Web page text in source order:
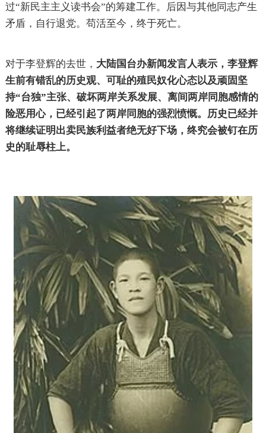
过“新民主主义读书会”的筹建工作。后因与其他同志产生
矛盾，自行退党。苟活至今，终于死亡。
对于李登辉的去世， 大陆国台办新闻发言人表示，李登辉
生前有错乱的历史观、可耻的殖民奴化心态以及顽固坚
持“台独”主张、破坏两岸关系发展、离间两岸同胞感情的
险恶用心，已经引起了两岸同胞的强烈愤慨。历史已经并
将继续证明出卖民族利益者绝无好下场，终究会被钉在历
史的耻辱柱上。